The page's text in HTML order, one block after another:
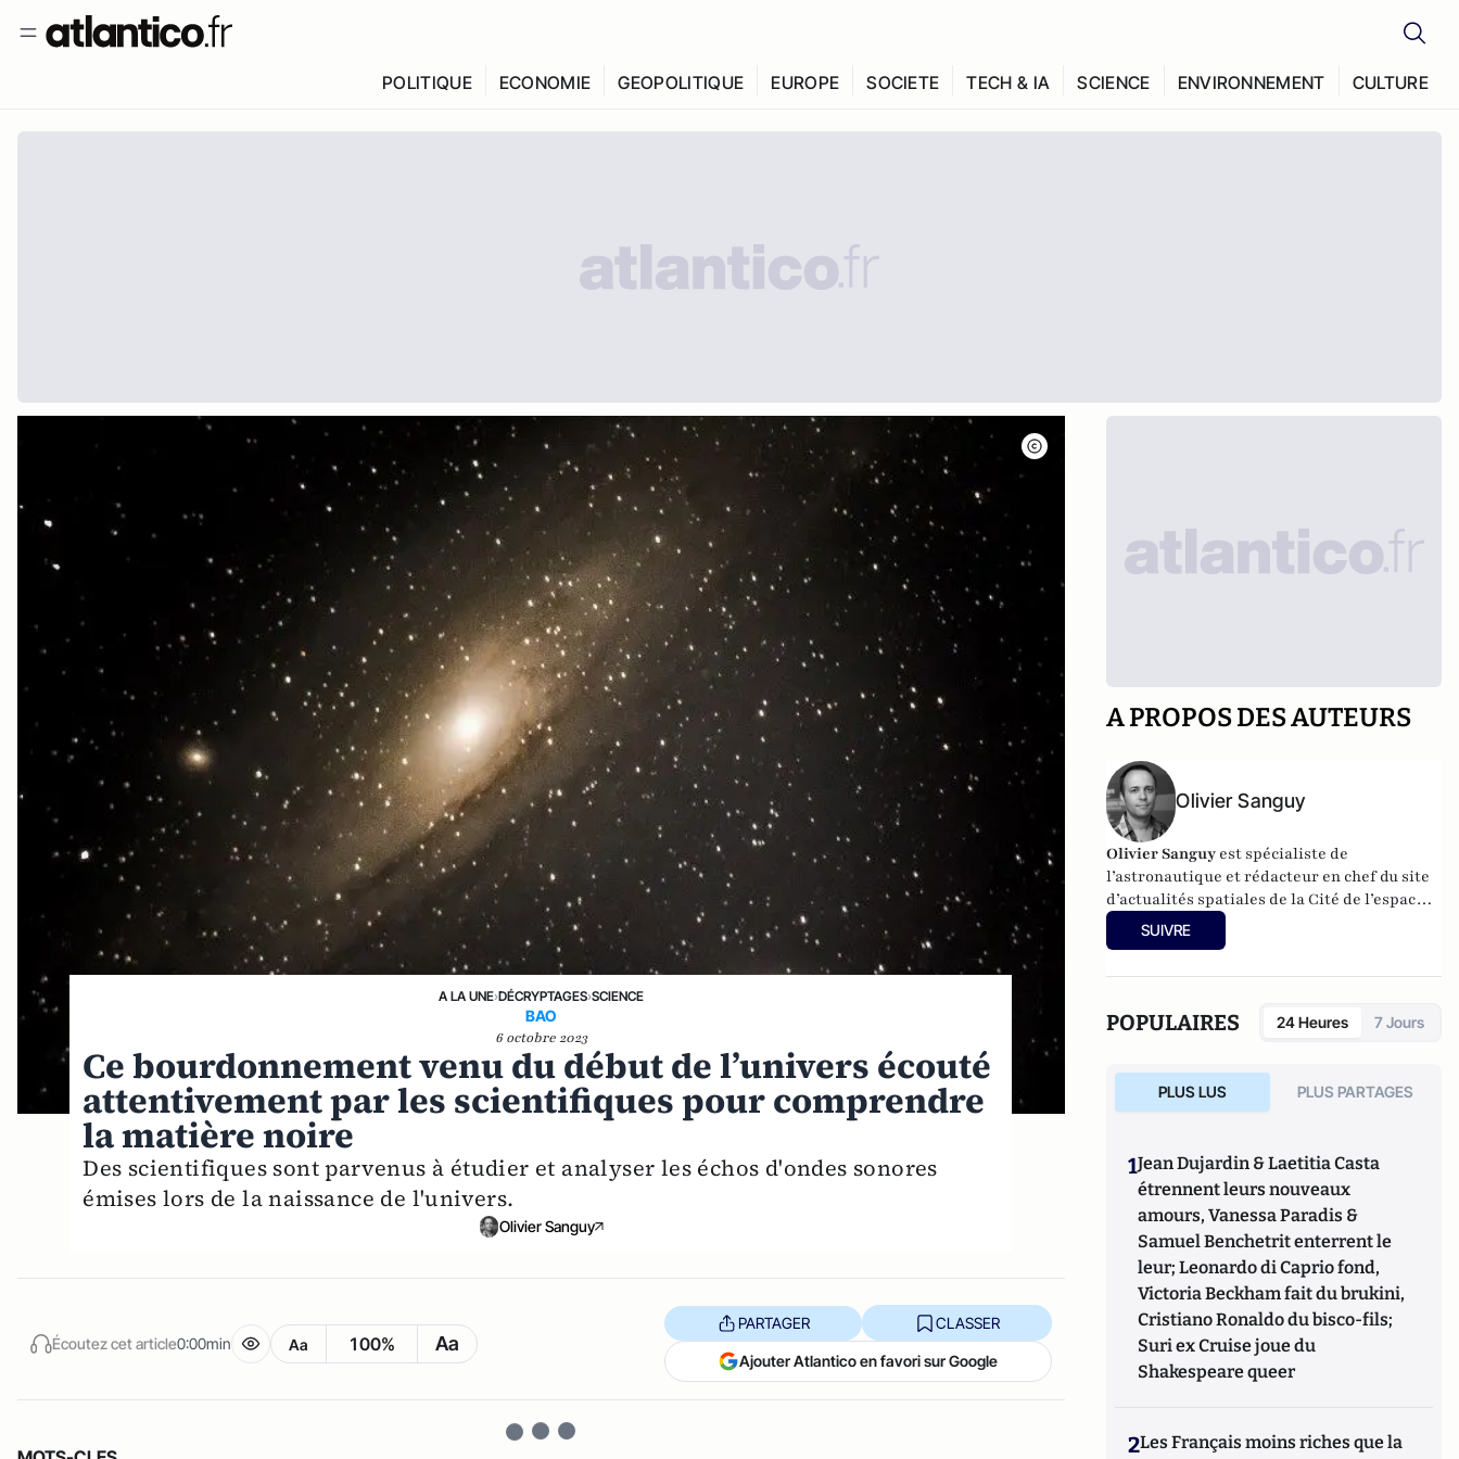
POLITIQUE ECONOMIE GEOPOLITIQUE EUROPE SOCIETE TECH & IA SCIENCE ENVIRONNEMENT CULTURE
A LA UNE›DÉCRYPTAGES›SCIENCE
BAO
6 octobre 2023
Ce bourdonnement venu du début de l’univers écouté
attentivement par les scientifiques pour comprendre
la matière noire
Des scientifiques sont parvenus à étudier et analyser les échos d'ondes sonores
émises lors de la naissance de l'univers.
Olivier Sanguy
Écoutez cet article0:00min Aa 100% Aa
PARTAGER CLASSER
Ajouter Atlantico en favori sur Google
A PROPOS DES AUTEURS
Olivier Sanguy
Olivier Sanguy est spécialiste de
l’astronautique et rédacteur en chef du site
d’actualités spatiales de la Cité de l’espace à
Toulouse.
SUIVRE
POPULAIRES 24 Heures 7 Jours
PLUS LUS PLUS PARTAGES
1Jean Dujardin & Laetitia Casta
étrennent leurs nouveaux
amours, Vanessa Paradis &
Samuel Benchetrit enterrent le
leur; Leonardo di Caprio fond,
Victoria Beckham fait du brukini,
Cristiano Ronaldo du bisco-fils;
Suri ex Cruise joue du
Shakespeare queer
2Les Français moins riches que la